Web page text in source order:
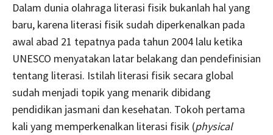
Dalam dunia olahraga literasi fisik bukanlah hal yang
baru, karena literasi fisik sudah diperkenalkan pada
awal abad 21 tepatnya pada tahun 2004 lalu ketika
UNESCO menyatakan latar belakang dan pendefinisian
tentang literasi. Istilah literasi fisik secara global
sudah menjadi topik yang menarik dibidang
pendidikan jasmani dan kesehatan. Tokoh pertama
kali yang memperkenalkan literasi fisik (physical